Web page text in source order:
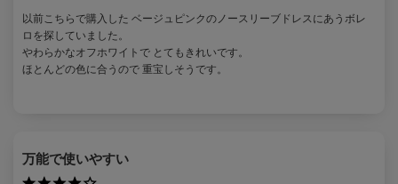
以前こちらで購入した ベージュピンクのノースリーブドレスにあうボレ
ロを探していました。
やわらかなオフホワイトで とてもきれいです。
ほとんどの色に合うので 重宝しそうです。
万能で使いやすい